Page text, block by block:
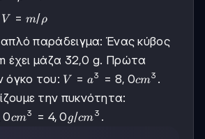
V=m/\rho
V = m/ρ
παράδειγμα: Ένας κύβος
έχει μάζα 32,0 g. Πρώτα
όγκο του: V=a^3=8,0
cm^3
V = a3 = 8, 0cm3 .
την πυκνότητα:
0cm3 = 4, 0g/cm3 .